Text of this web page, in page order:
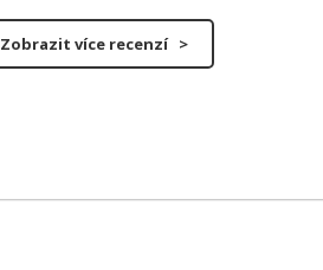
Zobrazit více recenzí >